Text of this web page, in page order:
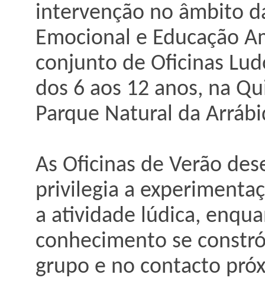
intervenção no âmbito
Emocional e Educação
conjunto de Oficinas
dos 6 aos 12 anos, na
Parque Natural da
As Oficinas de Verão
privilegia a
a atividade lúdica,
conhecimento se
grupo e no contacto